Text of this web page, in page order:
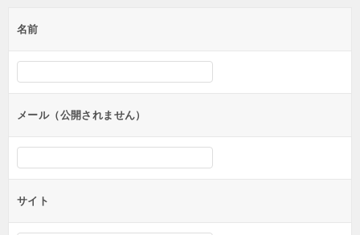
名前
メール（公開されません）
サイト